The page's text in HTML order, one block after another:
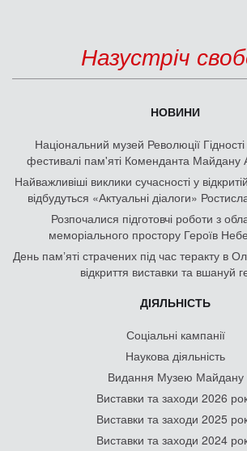
Назустріч
НОВИНИ
Національний музей Революції
фестивалі пам'яті Коменданта Майдану
Найважливіші виклики сучасності у
відбудуться «Актуальні діалоги»
Розпочалися підготовчі роботи з
меморіального простору Героїв
День памʼяті страчених під час теракту в
відкриття виставки та вшануй
ДІЯЛЬНІСТЬ
Соціальні кампанії
Наукова діяльність
Видання Музею Майдану
Виставки та заходи 2026
Виставки та заходи 2025
Виставки та заходи 2024